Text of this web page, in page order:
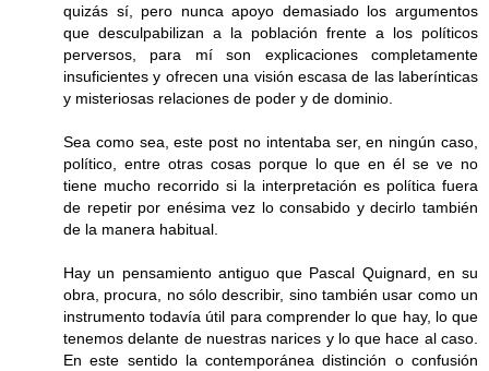
quizás sí, pero nunca apoyo demasiado los argumentos
que desculpabilizan a la población frente a los políticos
perversos, para mí son explicaciones completamente
insuficientes y ofrecen una visión escasa de las laberínticas
y misteriosas relaciones de poder y de dominio.
Sea como sea, este post no intentaba ser, en ningún caso,
político, entre otras cosas porque lo que en él se ve no
tiene mucho recorrido si la interpretación es política fuera
de repetir por enésima vez lo consabido y decirlo también
de la manera habitual.
Hay un pensamiento antiguo que Pascal Quignard, en su
obra, procura, no sólo describir, sino también usar como un
instrumento todavía útil para comprender lo que hay, lo que
tenemos delante de nuestras narices y lo que hace al caso.
En este sentido la contemporánea distinción o confusión